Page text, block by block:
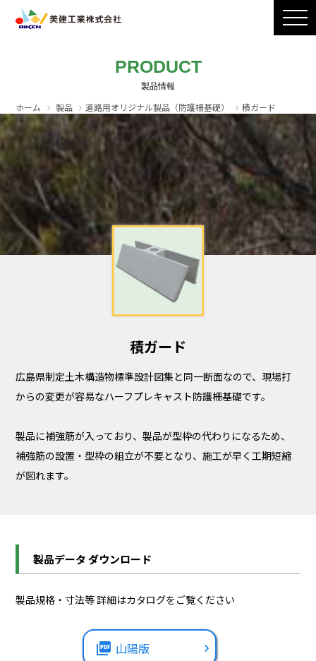
製品ラインナップ
CADダウンロード
PRODUCT
ホーム 製品 道路用オリジナル製品（防護柵基礎） 積ガード
積ガード
広島県制定土木構造物標準設計図集と同一断面なので、現場打
からの変更が容易なハーフプレキャスト防護柵基礎です。
製品に補強筋が入っており、製品が型枠の代わりになるため、
補強筋の設置・型枠の組立が不要となり、施工が早く工期短縮
が図れます。
製品データ ダウンロード
製品規格・寸法等 詳細はカタログをご覧ください
picture_as_pdf 山陽版